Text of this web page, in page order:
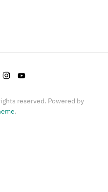
reserved. Powered by
.